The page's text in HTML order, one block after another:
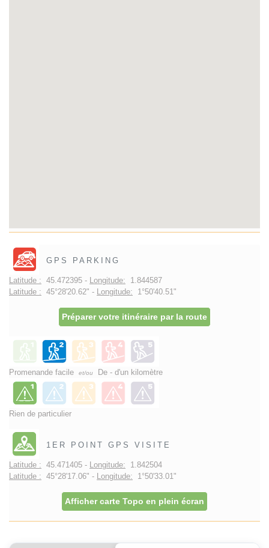
GPS PARKING
Latitude : 45.472395 - Longitude: 1.844587
Latitude : 45°28'20.62" - Longitude: 1°50'40.51"
Préparer votre itinéraire par la route
Promenande facile et/ou De - d'un kilomètre
Rien de particulier
1ER POINT GPS VISITE
Latitude : 45.471405 - Longitude: 1.842504
Latitude : 45°28'17.06" - Longitude: 1°50'33.01"
Afficher carte Topo en plein écran